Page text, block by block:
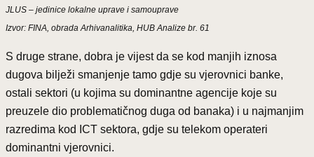
JLUS – jedinice lokalne uprave i samouprave
Izvor: FINA, obrada Arhivanalitika, HUB Analize br. 61
S druge strane, dobra je vijest da se kod manjih iznosa
dugova bilježi smanjenje tamo gdje su vjerovnici banke,
ostali sektori (u kojima su dominantne agencije koje su
preuzele dio problematičnog duga od banaka) i u najmanjim
razredima kod ICT sektora, gdje su telekom operateri
dominantni vjerovnici.